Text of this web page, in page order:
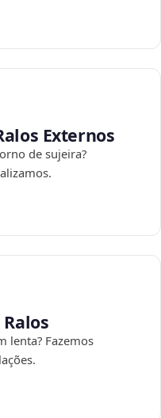
Externos
de sujeira?
lenta? Fazemos